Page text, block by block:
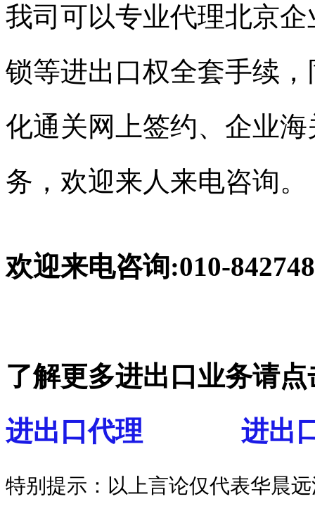
我司可以专业代理北京
锁等进出口权全套手续
化通关网上签约、企业
务，欢迎来人来电咨询。
欢迎来电咨询:010-
了解更多进出口业务请
进出口代理
进出
特别提示：以上言论仅代表华晨